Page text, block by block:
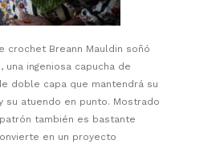
crochet Breann Mauldin soñó
, una ingeniosa capucha de
doble capa que mantendrá su
su atuendo en punto. Mostrado
también es bastante
en un proyecto